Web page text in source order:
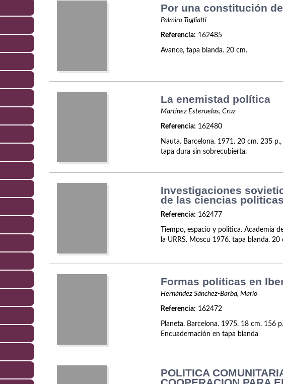
Por una constitución
Palmiro Togliatti
Referencia: 162485
Avance, tapa blanda. 20 cm.
La enemistad política
Martínez Esteruelas, Cruz
Referencia: 162480
Nauta. Barcelona. 1971. 20 cm. 235
tapa dura sin sobrecubierta.
Investigaciones
de las ciencias politicas
Referencia: 162477
Tiempo, espacio y politica. Academia
la URRS. Moscu 1976. tapa blanda. 20
Formas políticas en
Hernández Sánchez-Barba, Mario
Referencia: 162472
Planeta. Barcelona. 1975. 18 cm. 156
Encuadernación en tapa blanda
POLITICA